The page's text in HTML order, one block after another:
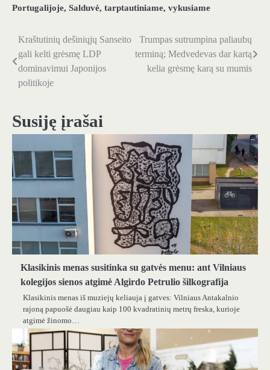
Portugalijoje, Salduvė, tarptautiniame, vykusiame
Navigacija
tarp
įrašų
Kraštutinių dešiniųjų Sanseito
gali kelti grėsmę LDP
dominavimui Japonijos
politikoje
Trumpas sutrumpina paliaubų
terminą; Medvedevas dar kartą
kelia grėsmę karą su mumis
Susiję įrašai
Klasikinis menas susitinka su gatvės menu: ant Vilniaus
kolegijos sienos atgimė Algirdo Petrulio šilkografija
Klasikinis menas iš muziejų keliauja į gatves: Vilniaus Antakalnio
rajoną papuošė daugiau kaip 100 kvadratinių metrų freska, kurioje
atgimė žinomo…